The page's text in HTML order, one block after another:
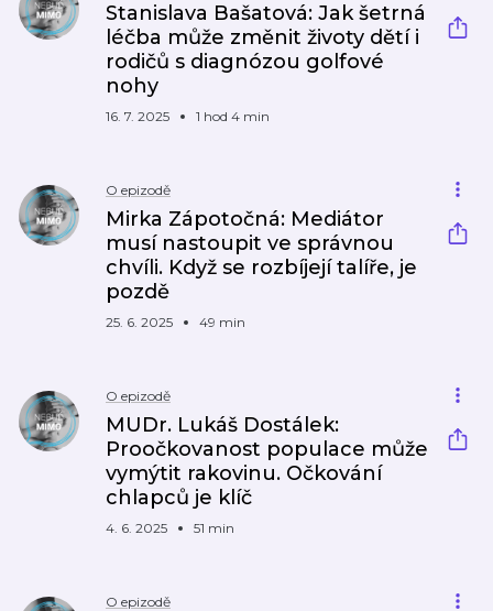
Stanislava Bašatová: Jak šetrná
léčba může změnit životy dětí i
rodičů s diagnózou golfové
nohy
16. 7. 2025 1 hod 4 min
O epizodě
Mirka Zápotočná: Mediátor
musí nastoupit ve správnou
chvíli. Když se rozbíjejí talíře, je
pozdě
25. 6. 2025 49 min
O epizodě
MUDr. Lukáš Dostálek:
Proočkovanost populace může
vymýtit rakovinu. Očkování
chlapců je klíč
4. 6. 2025 51 min
O epizodě